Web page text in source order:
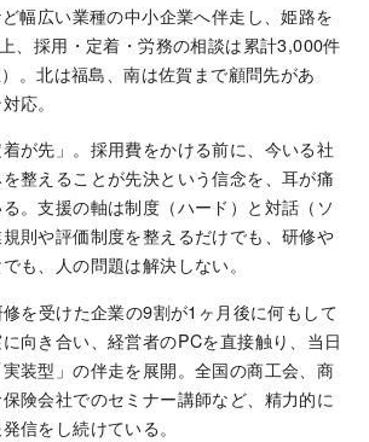
幅広い業種の中小企業へ伴走し、姫路を
、採用・定着・労務の相談は累計3,000件
。北は福島、南は佐賀まで顧問先があ
応。
が先」。採用費をかける前に、今いる社
整えることが先決という信念を、耳が痛
。支援の軸は制度（ハード）と対話（ソ
則や評価制度を整えるだけでも、研修や
も、人の問題は解決しない。
を受けた企業の9割が1ヶ月後に何もして
向き合い、経営者のPCを直接触り、当日
装型」の伴走を展開。全国の商工会、商
険会社でのセミナー講師など、精力的に
信をし続けている。